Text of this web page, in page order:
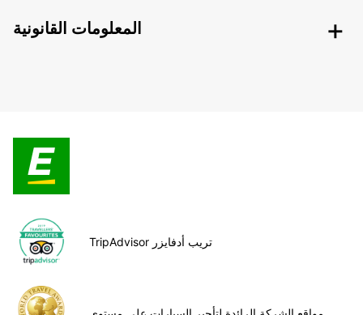
المعلومات القانونية
TripAdvisor تريب أدفايزر